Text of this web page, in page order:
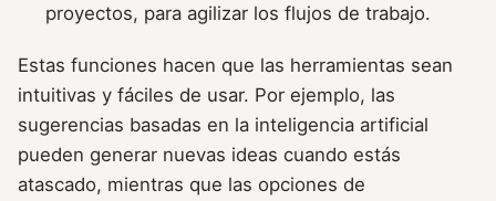
proyectos, para agilizar los flujos de trabajo.
Estas funciones hacen que las herramientas sean
intuitivas y fáciles de usar. Por ejemplo, las
sugerencias basadas en la inteligencia artificial
pueden generar nuevas ideas cuando estás
atascado, mientras que las opciones de